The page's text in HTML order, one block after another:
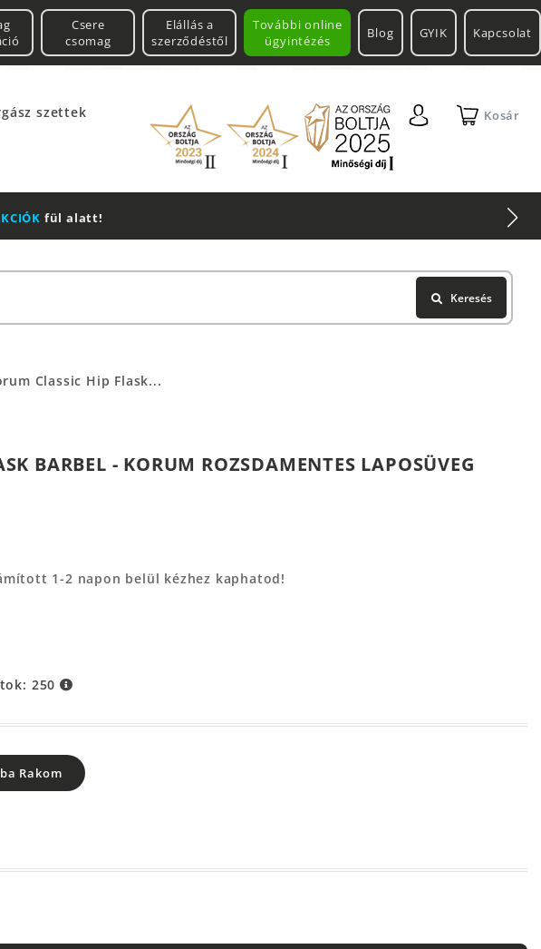
További online
ügyintézés
Csere
csomag
Elállás a
szerződéstől
Blog GYIK Kapcsolat
szettek Kosár
fül alatt!
Keresés
Classic Hip Flask...
BARBEL - KORUM ROZSDAMENTES LAPOSÜVEG
1-2 napon belül kézhez kaphatod!
250
Rakom